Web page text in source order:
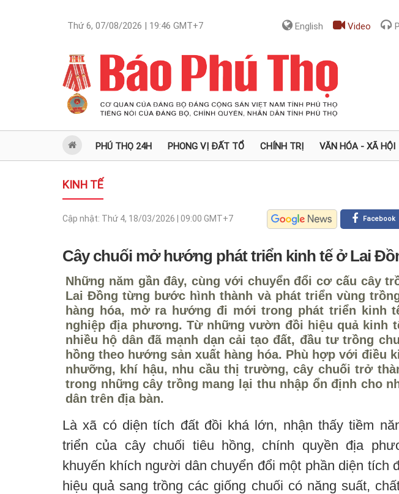
Thứ 6, 07/08/2026 | 19:46 GMT+7 English Video
PHÚ THỌ 24H PHONG VỊ ĐẤT TỔ CHÍNH TRỊ VĂN HÓA - XÃ HỘI
KINH TẾ
Cập nhật: Thứ 4, 18/03/2026 | 09:00 GMT+7 Facebook
Cây chuối mở hướng phát triển kinh tế ở Lai
Những năm gần đây, cùng với chuyển đổi cơ cấu cây
Lai Đồng từng bước hình thành và phát triển vùng
hàng hóa, mở ra hướng đi mới trong phát triển kinh
nghiệp địa phương. Từ những vườn đồi hiệu quả kinh
nhiều hộ dân đã mạnh dạn cải tạo đất, đầu tư trồng
hồng theo hướng sản xuất hàng hóa. Phù hợp với điều
nhưỡng, khí hậu, nhu cầu thị trường, cây chuối trở
trong những cây trồng mang lại thu nhập ổn định cho
dân trên địa bàn.
Là xã có diện tích đất đồi khá lớn, nhận thấy tiềm
triển của cây chuối tiêu hồng, chính quyền địa
khuyến khích người dân chuyển đổi một phần diện tích
hiệu quả sang trồng các giống chuối có năng suất,